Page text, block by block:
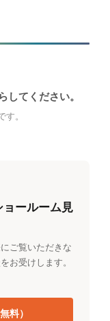
てください。
。
ョールーム見
ご覧いただきな
お受けします。
料）